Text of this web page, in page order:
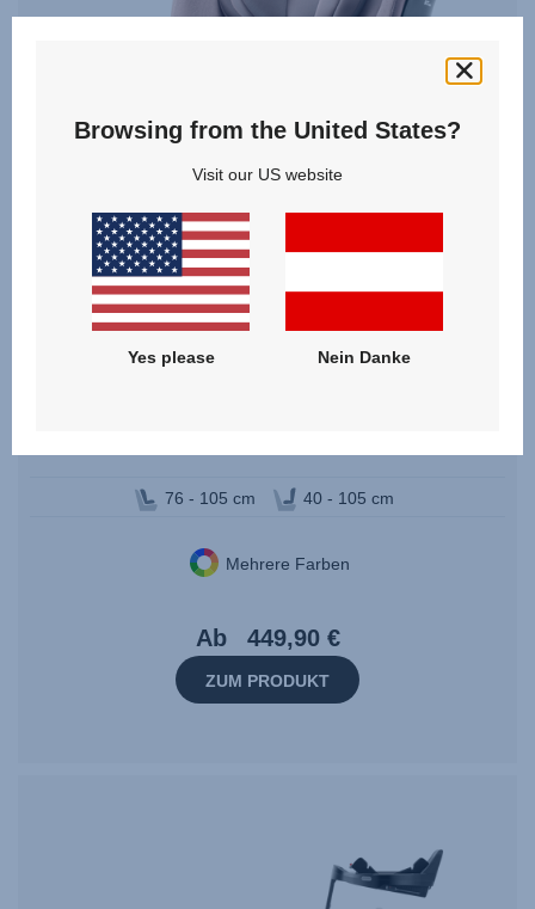
DUALFIX PRO
76 - 105 cm 40 - 105 cm
Mehrere Farben
Ab 449,90 €
ZUM PRODUKT
Browsing from the United States?
Visit our US website
Yes please Nein Danke